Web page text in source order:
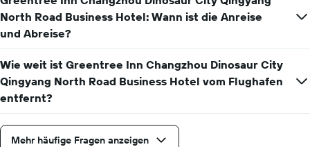
North Road Business Hotel: Wann ist die Anreise
und Abreise?
Wie weit ist Greentree Inn Changzhou Dinosaur City
Qingyang North Road Business Hotel vom Flughafen
entfernt?
Mehr häufige Fragen anzeigen